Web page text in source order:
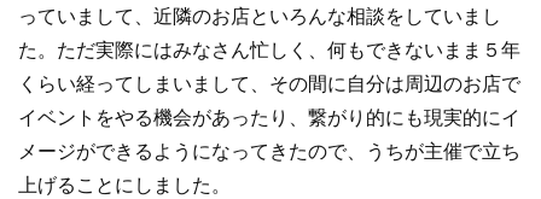
っていまして、近隣のお店といろんな相談をしていまし
た。ただ実際にはみなさん忙しく、何もできないまま５年
くらい経ってしまいまして、その間に自分は周辺のお店で
イベントをやる機会があったり、繋がり的にも現実的にイ
メージができるようになってきたので、うちが主催で立ち
上げることにしました。